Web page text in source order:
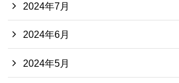
2024年7月
2024年6月
2024年5月